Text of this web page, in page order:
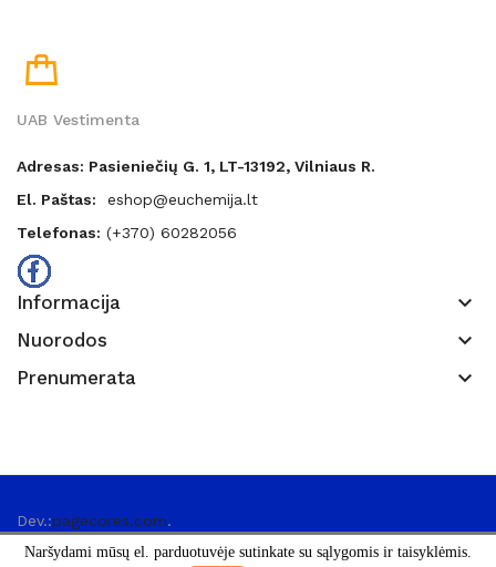
Naršydami mūsų el. parduotuvėje sutinkate su sąlygomis ir taisyklėmis.
UAB Vestimenta
Adresas: Pasieniečių G. 1, LT-13192, Vilniaus R.
El. Paštas:
eshop@euchemija.lt
Telefonas: (+370) 60282056
Informacija keyboard_arrow_down
Nuorodos keyboard_arrow_down
Prenumerata keyboard_arrow_down
Dev.:pagecores.com.